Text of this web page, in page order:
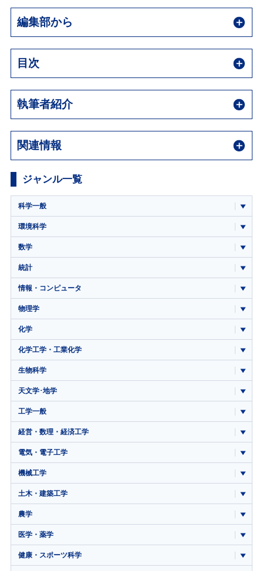
編集部から
目次
執筆者紹介
関連情報
ジャンル一覧
科学一般
環境科学
数学
統計
情報・コンピュータ
物理学
化学
化学工学・工業化学
生物科学
天文学･地学
工学一般
経営・数理・経済工学
電気・電子工学
機械工学
土木・建築工学
農学
医学・薬学
健康・スポーツ科学